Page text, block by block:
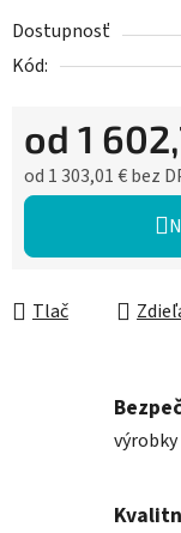
Dostupnosť
Kód:
od 1
od 1 303,01 €bez
Jednotková cena:
Tlač
výrobky